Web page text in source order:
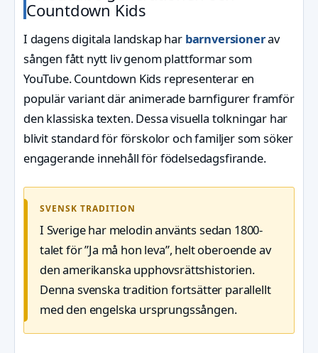
Countdown Kids
I dagens digitala landskap har barnversionerav
sången fått nytt liv genom plattformar som
YouTube. Countdown Kids representerar en
populär variant där animerade barnfigurer framför
den klassiska texten. Dessa visuella tolkningar har
blivit standard för förskolor och familjer som söker
engagerande innehåll för födelsedagsfirande.
SVENSK TRADITION
I Sverige har melodin använts sedan 1800-
talet för ”Ja må hon leva”, helt oberoende av
den amerikanska upphovsrättshistorien.
Denna svenska tradition fortsätter parallellt
med den engelska ursprungssången.